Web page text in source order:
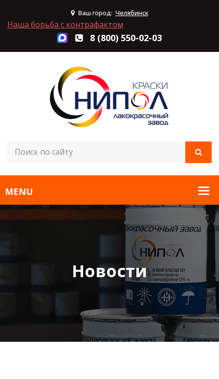
Ваш город: Челябинск
Наша борьба с контрафактом
8 (800) 550-02-03
Новости